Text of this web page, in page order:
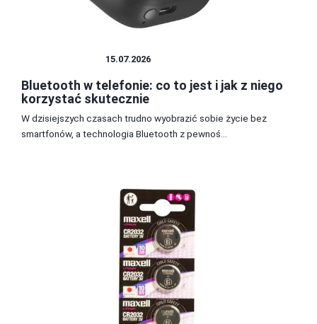
15.07.2026
Bluetooth w telefonie: co to jest i jak z niego
korzystać skutecznie
W dzisiejszych czasach trudno wyobrazić sobie życie bez
smartfonów, a technologia Bluetooth z pewnoś...